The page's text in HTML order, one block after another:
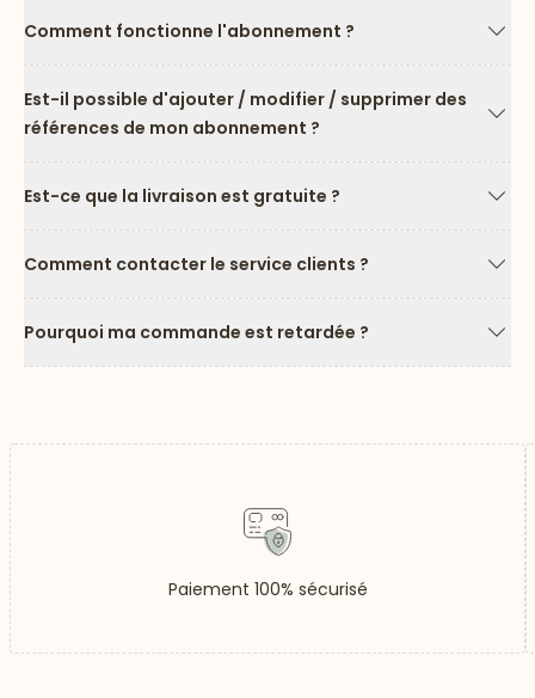
Comment fonctionne l'abonnement ?
Est-il possible d'ajouter / modifier / supprimer des
références de mon abonnement ?
Est-ce que la livraison est gratuite ?
Comment contacter le service clients ?
Pourquoi ma commande est retardée ?
Paiement 100% sécurisé